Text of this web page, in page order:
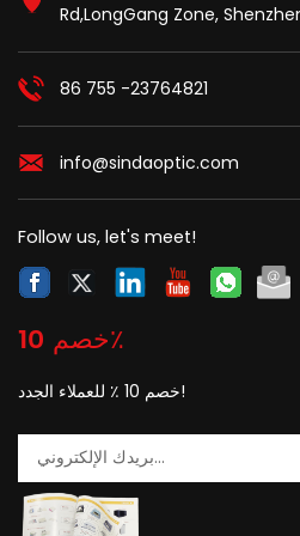
Rd,LongGang Zone,
86 755 -23764821
info@sindaoptic.com
Follow us, let's meet!
خصم 10٪
خصم 10 ٪ للعملاء الجدد!